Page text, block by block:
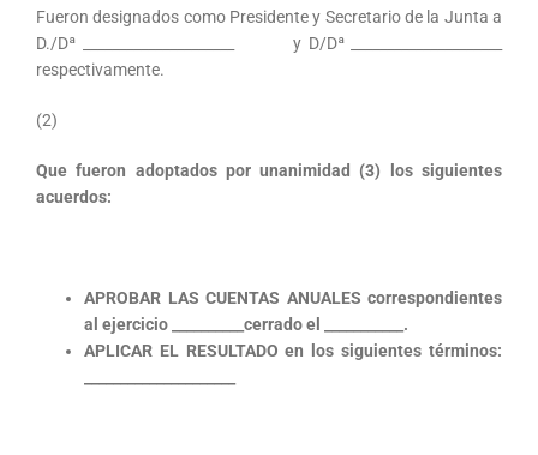
Fueron designados como Presidente y Secretario de la Junta a
D./Dª _____________________ y D/Dª _____________________
respectivamente.
(2)
Que fueron adoptados por unanimidad (3) los siguientes
acuerdos:
APROBAR LAS CUENTAS ANUALES correspondientes
al ejercicio __________cerrado el ___________.
APLICAR EL RESULTADO en los siguientes términos: